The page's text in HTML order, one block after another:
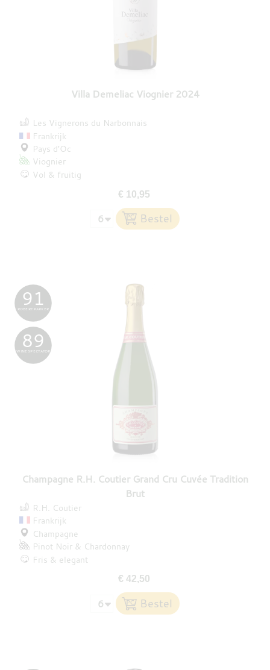
Villa Demeliac Viognier 2024
Les Vignerons du Narbonnais
Frankrijk
Pays d’Oc
Viognier
Vol & fruitig
€ 10,95
Champagne R.H. Coutier Grand Cru Cuvée Tradition
Brut
91
ROBERT PARKER
89
WINE SPECTATOR
R.H. Coutier
Frankrijk
Champagne
Pinot Noir
Chardonnay
Fris & elegant
€ 42,50